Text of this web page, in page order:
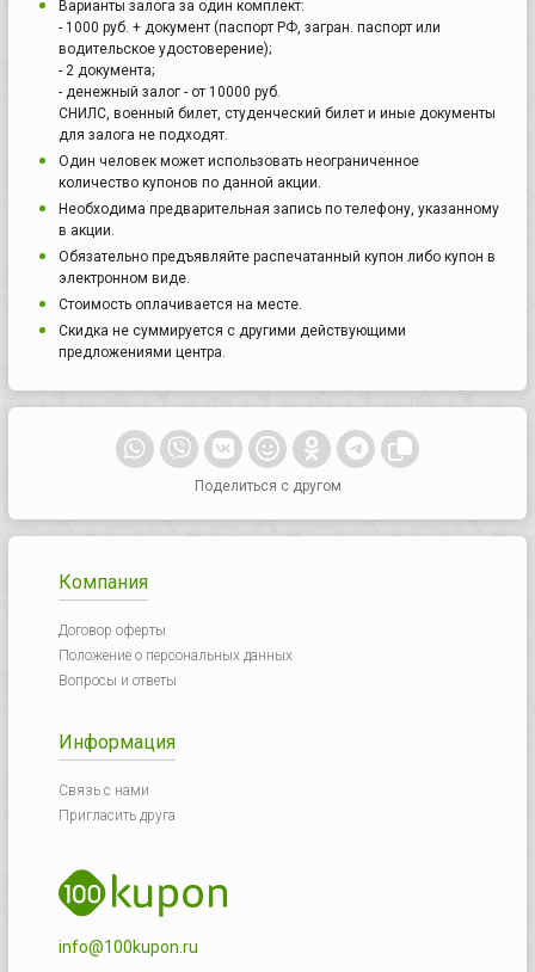
Варианты залога за один комплект:
- 1000 руб. + документ (паспорт РФ, загран. паспорт или
водительское удостоверение);
- 2 документа;
- денежный залог - от 10000 руб.
СНИЛС, военный билет, студенческий билет и иные документы
для залога не подходят.
Один человек может использовать неограниченное
количество купонов по данной акции.
Необходима предварительная запись по телефону, указанному
в акции.
Обязательно предъявляйте распечатанный купон либо купон в
электронном виде.
Стоимость оплачивается на месте.
Скидка не суммируется с другими действующими
предложениями центра.
Поделиться с другом
Компания
Договор оферты
Положение о персональных данных
Вопросы и ответы
Информация
Связь с нами
Пригласить друга
info@100kupon.ru